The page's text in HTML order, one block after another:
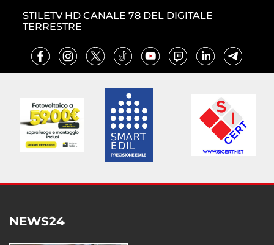
STILETV HD CANALE 78 DEL DIGITALE
TERRESTRE
NEWS24